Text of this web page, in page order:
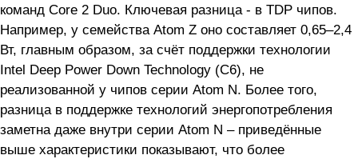
команд Core 2 Duo. Ключевая разница - в TDP чипов.
Например, у семейства Atom Z оно составляет 0,65–2,4
Вт, главным образом, за счёт поддержки технологии
Intel Deep Power Down Technology (C6), не
реализованной у чипов серии Atom N. Более того,
разница в поддержке технологий энергопотребления
заметна даже внутри серии Atom N – приведённые
выше характеристики показывают, что более